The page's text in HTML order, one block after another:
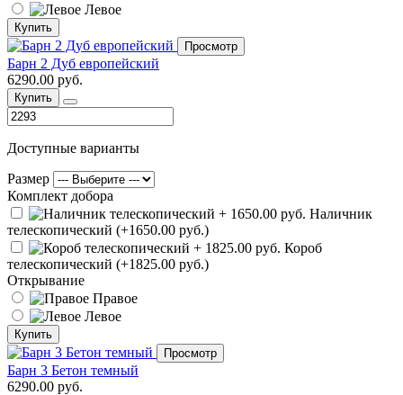
Левое
Купить
Просмотр
Барн 2 Дуб европейский
6290.00 руб.
Купить
Доступные варианты
Размер
Комплект добора
Наличник
телескопический (+1650.00 руб.)
Короб
телескопический (+1825.00 руб.)
Открывание
Правое
Левое
Купить
Просмотр
Барн 3 Бетон темный
6290.00 руб.